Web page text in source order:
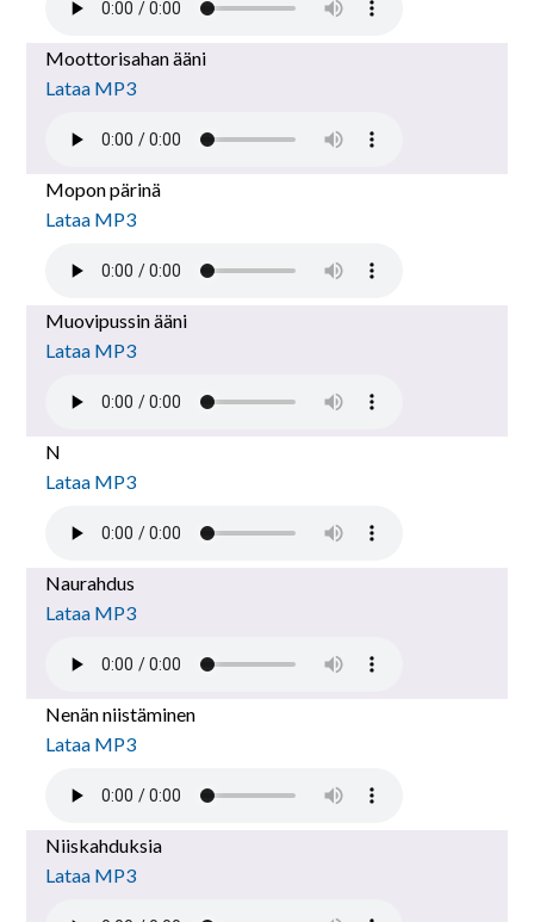
Moottorisahan ääni
Lataa MP3
Mopon pärinä
Lataa MP3
Muovipussin ääni
Lataa MP3
N
Lataa MP3
Naurahdus
Lataa MP3
Nenän niistäminen
Lataa MP3
Niiskahduksia
Lataa MP3